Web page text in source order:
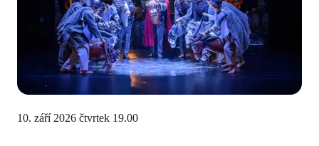
10. září 2026 čtvrtek 19.00